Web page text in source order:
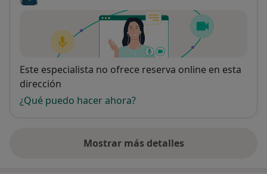
Disponibilidad
Este especialista no ofrece reserva online en esta
dirección
¿Qué puedo hacer ahora?
Mostrar más detalles
sobre la dirección